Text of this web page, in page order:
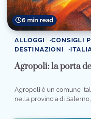
6 min read
ALLOGGI CONSIGLI
DESTINAZIONI
Agropoli: la porta
Agropoli è un comune
nella provincia di Salerno,